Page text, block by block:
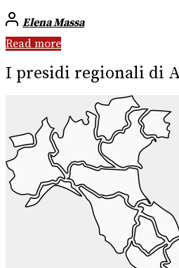
Elena Massa
Read more
I presidi regionali di